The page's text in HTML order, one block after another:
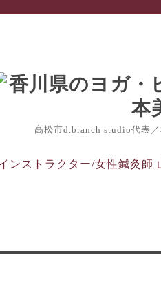
高松市d.branch studio代表